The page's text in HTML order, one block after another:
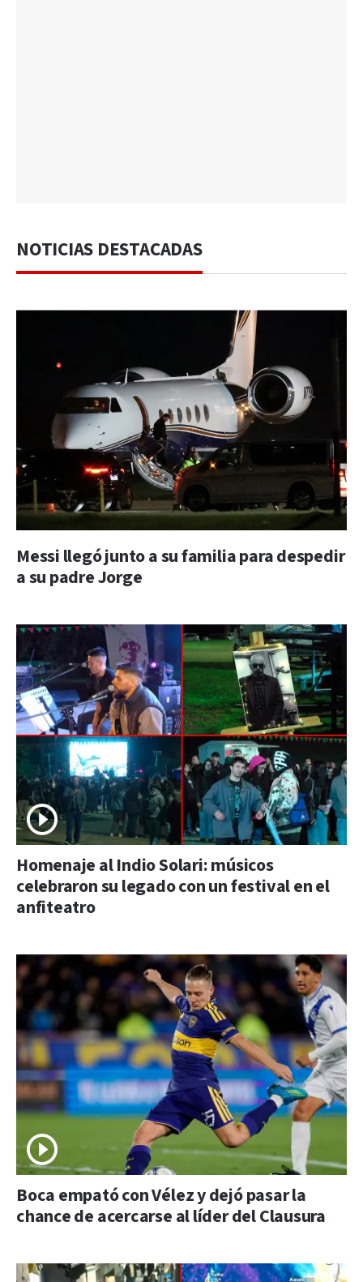
NOTICIAS DESTACADAS
Messi llegó junto a su familia para despedir
a su padre Jorge
Homenaje al Indio Solari: músicos
celebraron su legado con un festival en el
anfiteatro
Boca empató con Vélez y dejó pasar la
chance de acercarse al líder del Clausura